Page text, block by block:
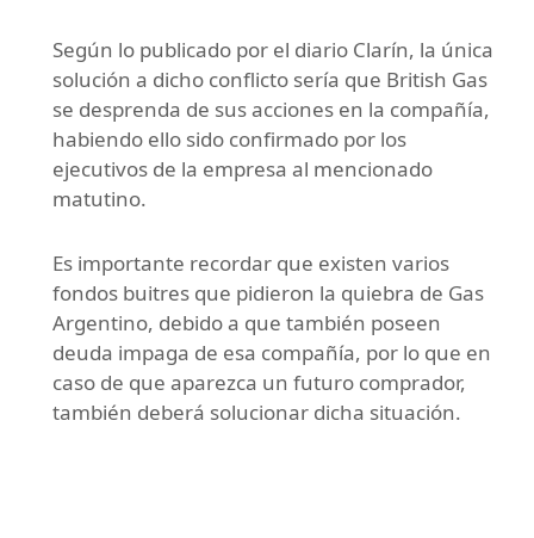
Según lo publicado por el diario Clarín, la única
solución a dicho conflicto sería que British Gas
se desprenda de sus acciones en la compañía,
habiendo ello sido confirmado por los
ejecutivos de la empresa al mencionado
matutino.
Es importante recordar que existen varios
fondos buitres que pidieron la quiebra de Gas
Argentino, debido a que también poseen
deuda impaga de esa compañía, por lo que en
caso de que aparezca un futuro comprador,
también deberá solucionar dicha situación.